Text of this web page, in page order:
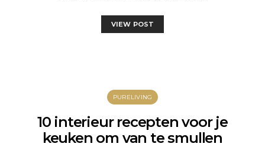
VIEW POST
PURELIVING
10 interieur recepten voor je
keuken om van te smullen